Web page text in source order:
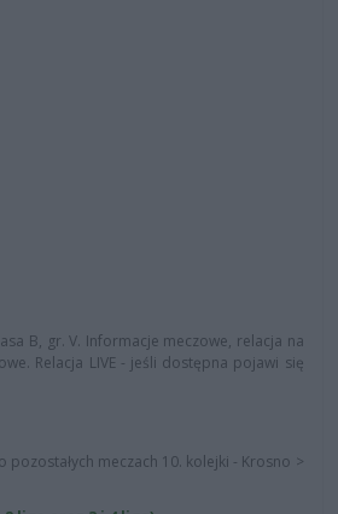
B, gr. V. Informacje meczowe, relacja na
Relacja LIVE - jeśli dostępna pojawi się
pozostałych meczach 10. kolejki - Krosno >